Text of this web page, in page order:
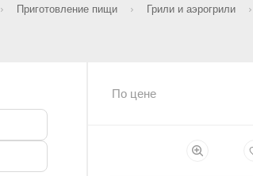
Приготовление пищи Грили и аэрогрили
По цене